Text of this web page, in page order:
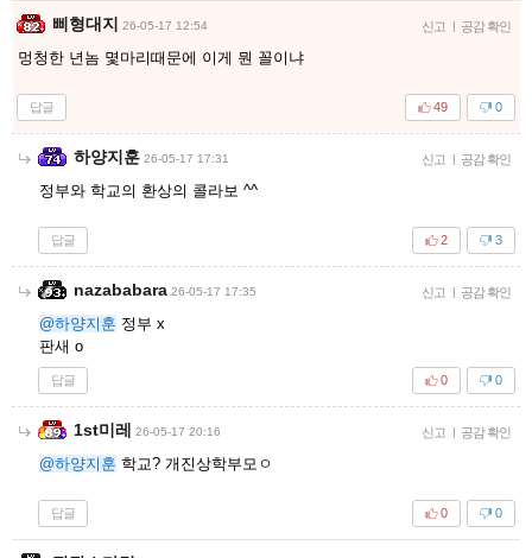
삐형대지 26-05-17 12:54 신고 | 공감 확인
멍청한 년놈 몇마리때문에 이게 뭔 꼴이냐
답글 0
49
하양지훈 26-05-17 17:31 신고 | 공감 확인
정부와 학교의 환상의 콜라보 ^^
답글 3
2
nazababara 26-05-17 17:35 신고 | 공감 확인
@하양지훈 정부 x
판새 o
답글 0
0
1st미레 26-05-17 20:16 신고 | 공감 확인
@하양지훈 학교? 개진상학부모ㅇ
답글 0
0